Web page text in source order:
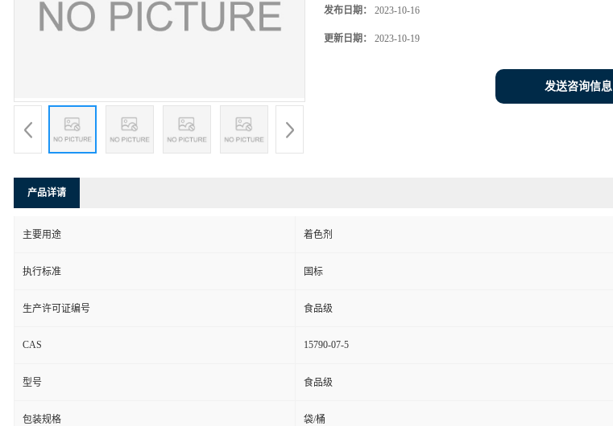
发布日期： 2023-10-16
更新日期： 2023-10-19
发送咨询信息
产品详请
主要用途 着色剂
执行标准 国标
生产许可证编号 食品级
CAS 15790-07-5
型号 食品级
包装规格 袋/桶